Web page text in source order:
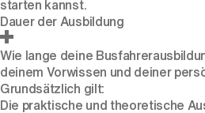
starten kannst.
Dauer der Ausbildung
Wie lange deine
deinem Vorwissen und deiner
Grundsätzlich gilt:
Die praktische und theoretische